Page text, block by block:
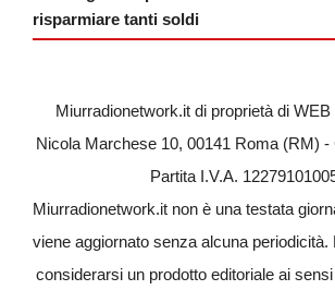
risparmiare tanti soldi
Miurradionetwork.it di proprietà di
Nicola Marchese 10, 00141 Roma (RM) -
Partita I.V.A.
Miurradionetwork.it non è una testata
viene aggiornato senza alcuna periodicità.
considerarsi un prodotto editoriale ai